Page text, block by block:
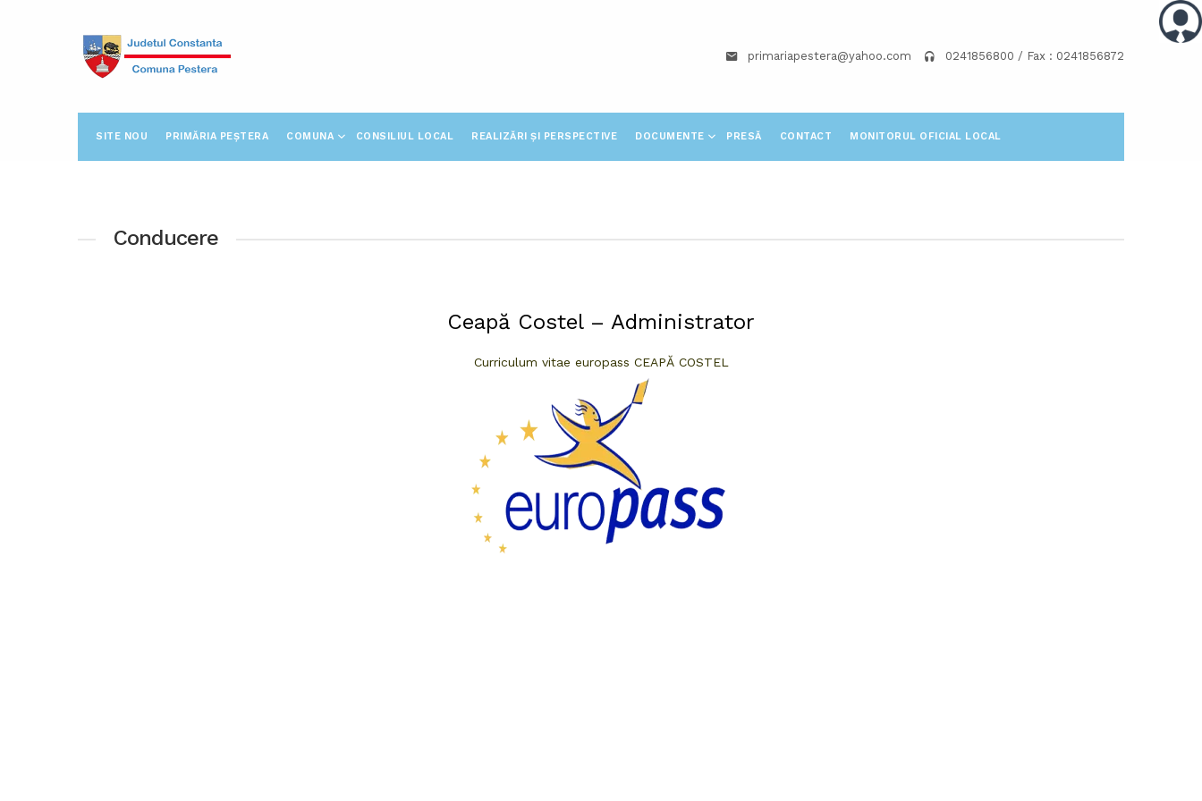
primariapestera@yahoo.com 0241856800 / Fax : 0241856872
SITE NOU PRIMĂRIA PEȘTERA COMUNA CONSILIUL LOCAL REALIZĂRI ȘI PERSPECTIVE DOCUMENTE PRESĂ CONTACT MONITORUL OFICIAL LOCAL
Conducere
Ceapă Costel – Administrator
Curriculum vitae europass CEAPĂ COSTEL